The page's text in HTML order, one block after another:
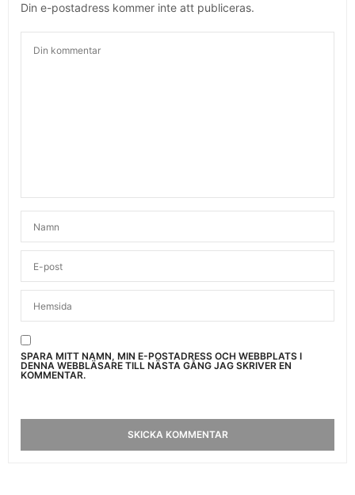
Din e-postadress kommer inte att publiceras.
SPARA MITT NAMN, MIN E-POSTADRESS OCH WEBBPLATS I
DENNA WEBBLÄSARE TILL NÄSTA GÅNG JAG SKRIVER EN
KOMMENTAR.